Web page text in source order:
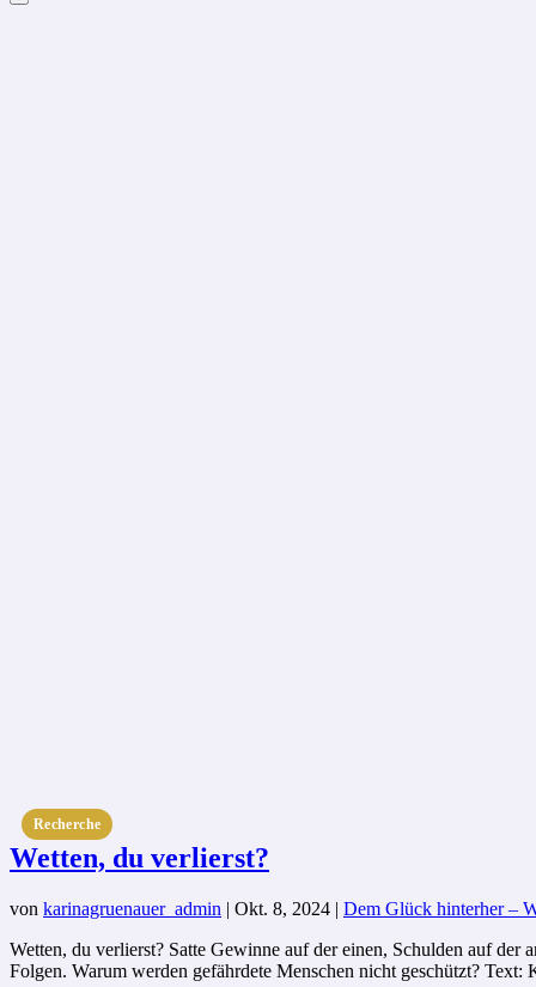
Recherche
Wetten, du verlierst?
von karinagruenauer_admin | Okt. 8, 2024 | Dem Glück hinterher –
Wetten, du verlierst? Satte Gewinne auf der einen, Schulden auf
Folgen. Warum werden gefährdete Menschen nicht geschützt?